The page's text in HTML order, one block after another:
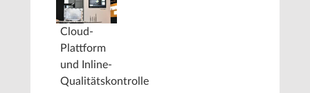
Cloud-
Plattform
und Inline-
Qualitätskontrolle